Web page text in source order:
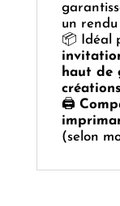
un
📦 Idéal
haut de
🖨️
(selon